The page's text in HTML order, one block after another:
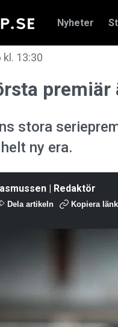
Nyheter
kl. 13:30
stora
ny era.
| Redaktör
Dela artikeln Kopiera länk